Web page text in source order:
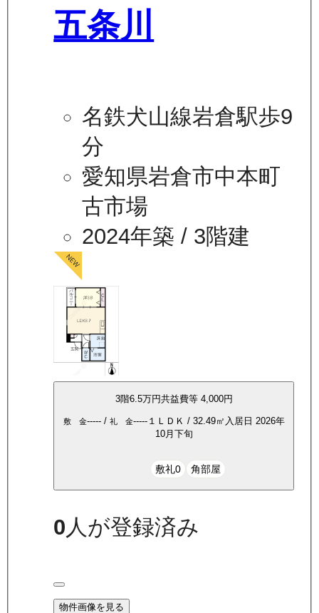
五条川
名鉄犬山線岩倉駅歩9
分
愛知県岩倉市中本町
古市場
2024年築 / 3階建
3階6.5万円共益費等 4,000円
敷 金-----/ 礼 金-----１ＬＤＫ / 32.49㎡ 入居日 2026年
10月下旬
敷礼0 角部屋
0 人が登録済み
物件画像を見る